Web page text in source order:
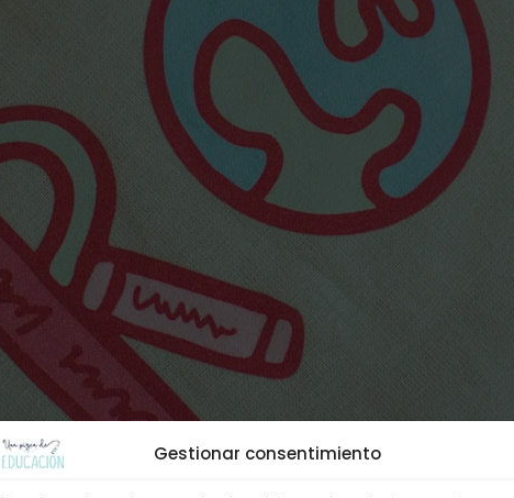
Gestionar consentimiento